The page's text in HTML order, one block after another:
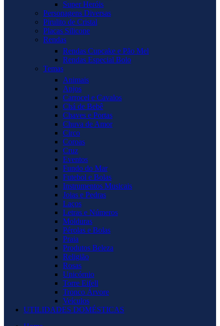
Super Heróis
Personagens Diversas
Pirulito de Cristal
Placas Silicone
Rendas
Rendas Cupcake e Pão Mel
Rendas Especial Bolo
Temas
Animais
Anjos
Carrocel e Cavalos
Chá de Bebê
Chaves e Portas
Chuva de Amor
Circo
Coroas
Cruz
Eventos
Fundo do Mar
Futebol e Bolas
Instrumentos Musicais
Joias e Pedras
Laços
Letras e Números
Molduras
Pérolas e Bolas
Praia
Produtos Beleza
Religião
Rosas
Unicórnio
Torre Eifell
Tronco Árvore
Veículos
UTILIDADES DOMÉSTICAS